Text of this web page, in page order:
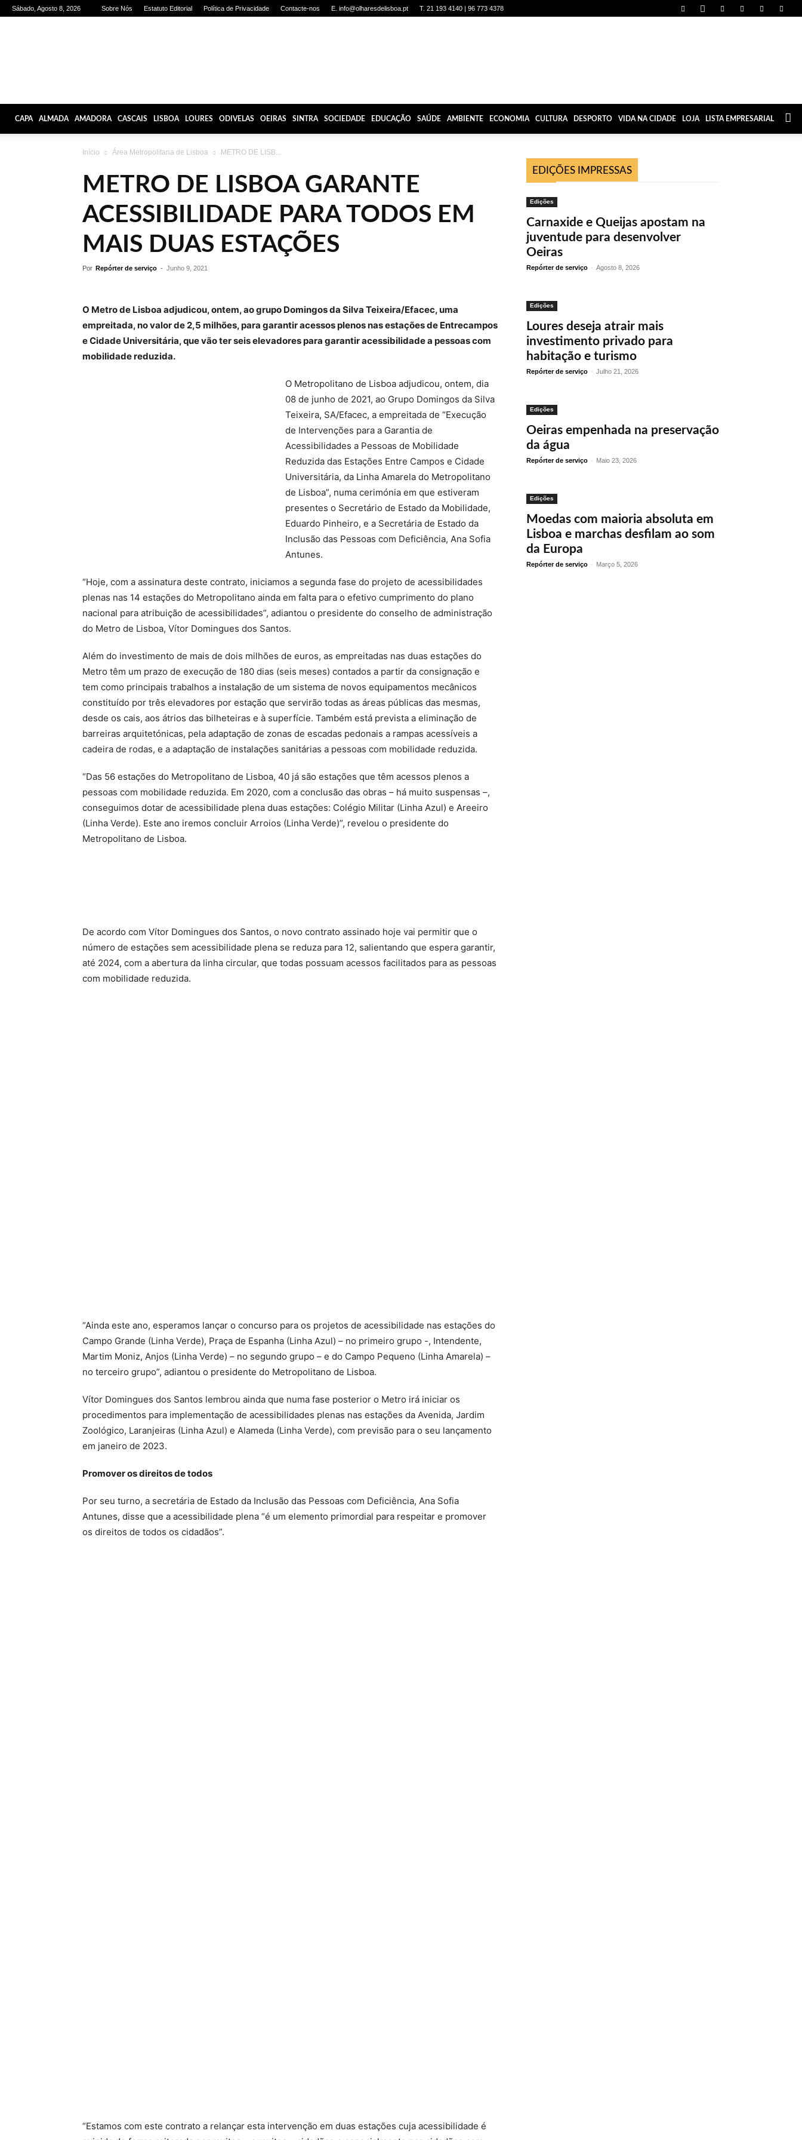
Sábado, Agosto 8, 2026 Sobre Nós Estatuto Editorial Política de Privacidade Contacte-nos E. info@olharesdelisboa.pt T. 21 193 4140 | 96 773 4378
CAPA ALMADA AMADORA CASCAIS LISBOA LOURES ODIVELAS OEIRAS SINTRA SOCIEDADE EDUCAÇÃO SAÚDE AMBIENTE ECONOMIA CULTURA DESPORTO VIDA NA CIDADE LOJA LISTA EMPRESARIAL
Início Área Metropolitana de Lisboa METRO DE LISB...
METRO DE LISBOA GARANTE
ACESSIBILIDADE PARA TODOS EM
MAIS DUAS ESTAÇÕES
Por Repórter de serviço - Junho 9, 2021
O Metro de Lisboa adjudicou, ontem, ao grupo Domingos da Silva Teixeira/Efacec, uma
empreitada, no valor de 2,5 milhões, para garantir acessos plenos nas estações de Entrecampos
e Cidade Universitária, que vão ter seis elevadores para garantir acessibilidade a pessoas com
mobilidade reduzida.
O Metropolitano de Lisboa adjudicou, ontem, dia
08 de junho de 2021, ao Grupo Domingos da Silva
Teixeira, SA/Efacec, a empreitada de “Execução
de Intervenções para a Garantia de
Acessibilidades a Pessoas de Mobilidade
Reduzida das Estações Entre Campos e Cidade
Universitária, da Linha Amarela do Metropolitano
de Lisboa”, numa cerimónia em que estiveram
presentes o Secretário de Estado da Mobilidade,
Eduardo Pinheiro, e a Secretária de Estado da
Inclusão das Pessoas com Deficiência, Ana Sofia
Antunes.
“Hoje, com a assinatura deste contrato, iniciamos a segunda fase do projeto de acessibilidades
plenas nas 14 estações do Metropolitano ainda em falta para o efetivo cumprimento do plano
nacional para atribuição de acessibilidades”, adiantou o presidente do conselho de administração
do Metro de Lisboa, Vítor Domingues dos Santos.
Além do investimento de mais de dois milhões de euros, as empreitadas nas duas estações do
Metro têm um prazo de execução de 180 dias (seis meses) contados a partir da consignação e
tem como principais trabalhos a instalação de um sistema de novos equipamentos mecânicos
constituído por três elevadores por estação que servirão todas as áreas públicas das mesmas,
desde os cais, aos átrios das bilheteiras e à superfície. Também está prevista a eliminação de
barreiras arquitetónicas, pela adaptação de zonas de escadas pedonais a rampas acessíveis a
cadeira de rodas, e a adaptação de instalações sanitárias a pessoas com mobilidade reduzida.
“Das 56 estações do Metropolitano de Lisboa, 40 já são estações que têm acessos plenos a
pessoas com mobilidade reduzida. Em 2020, com a conclusão das obras – há muito suspensas –,
conseguimos dotar de acessibilidade plena duas estações: Colégio Militar (Linha Azul) e Areeiro
(Linha Verde). Este ano iremos concluir Arroios (Linha Verde)”, revelou o presidente do
Metropolitano de Lisboa.
De acordo com Vítor Domingues dos Santos, o novo contrato assinado hoje vai permitir que o
número de estações sem acessibilidade plena se reduza para 12, salientando que espera garantir,
até 2024, com a abertura da linha circular, que todas possuam acessos facilitados para as pessoas
com mobilidade reduzida.
“Ainda este ano, esperamos lançar o concurso para os projetos de acessibilidade nas estações do
Campo Grande (Linha Verde), Praça de Espanha (Linha Azul) – no primeiro grupo -, Intendente,
Martim Moniz, Anjos (Linha Verde) – no segundo grupo – e do Campo Pequeno (Linha Amarela) –
no terceiro grupo”, adiantou o presidente do Metropolitano de Lisboa.
Vítor Domingues dos Santos lembrou ainda que numa fase posterior o Metro irá iniciar os
procedimentos para implementação de acessibilidades plenas nas estações da Avenida, Jardim
Zoológico, Laranjeiras (Linha Azul) e Alameda (Linha Verde), com previsão para o seu lançamento
em janeiro de 2023.
Promover os direitos de todos
Por seu turno, a secretária de Estado da Inclusão das Pessoas com Deficiência, Ana Sofia
Antunes, disse que a acessibilidade plena “é um elemento primordial para respeitar e promover
os direitos de todos os cidadãos”.
“Estamos com este contrato a relançar esta intervenção em duas estações cuja acessibilidade é
EDIÇÕES IMPRESSAS
Edições
Carnaxide e Queijas apostam na
juventude para desenvolver
Oeiras
Repórter de serviço - Agosto 8, 2026
Edições
Loures deseja atrair mais
investimento privado para
habitação e turismo
Repórter de serviço - Julho 21, 2026
Edições
Oeiras empenhada na preservação
da água
Repórter de serviço - Maio 23, 2026
Edições
Moedas com maioria absoluta em
Lisboa e marchas desfilam ao som
da Europa
Repórter de serviço - Março 5, 2026